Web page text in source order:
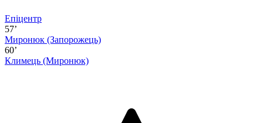
Епіцентр
57’
Миронюк (Запорожець)
60’
Климець (Миронюк)